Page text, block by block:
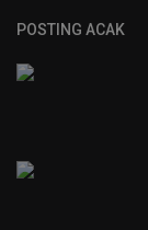
POSTING ACAK